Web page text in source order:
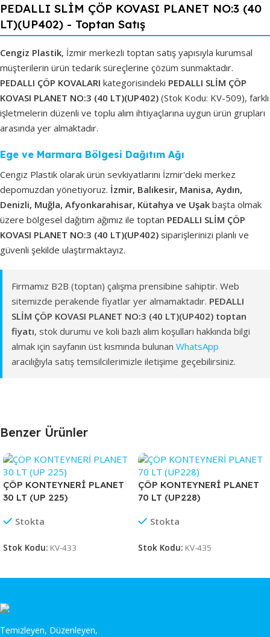
PEDALLI SLİM ÇÖP KOVASI PLANET NO:3 (40
LT)(UP402) - Toptan Satış
Cengiz Plastik, İzmir merkezli toptan satış yapısıyla kurumsal
müşterilerin ürün tedarik süreçlerine çözüm sunmaktadır.
PEDALLI ÇÖP KOVALARI kategorisindeki PEDALLI SLİM ÇÖP
KOVASI PLANET NO:3 (40 LT)(UP402) (Stok Kodu: KV-509), farklı
işletmelerin düzenli ve toplu alım ihtiyaçlarına uygun ürün grupları
arasında yer almaktadır.
Ege ve Marmara Bölgesi Dağıtım Ağı
Cengiz Plastik olarak ürün sevkiyatlarını İzmir'deki merkez
depomuzdan yönetiyoruz. İzmir, Balıkesir, Manisa, Aydın,
Denizli, Muğla, Afyonkarahisar, Kütahya ve Uşak başta olmak
üzere bölgesel dağıtım ağımız ile toptan PEDALLI SLİM ÇÖP
KOVASI PLANET NO:3 (40 LT)(UP402) siparişlerinizi planlı ve
güvenli şekilde ulaştırmaktayız.
Firmamız B2B (toptan) çalışma prensibine sahiptir. Web
sitemizde perakende fiyatlar yer almamaktadır. PEDALLI
SLİM ÇÖP KOVASI PLANET NO:3 (40 LT)(UP402) toptan
fiyatı, stok durumu ve koli bazlı alım koşulları hakkında bilgi
almak için sayfanın üst kısmında bulunan WhatsApp
aracılığıyla satış temsilcilerimizle iletişime geçebilirsiniz.
Benzer Ürünler
ÇÖP KONTEYNERİ PLANET
30 LT (UP 225)
Stokta
Stok Kodu: KV-433
ÇÖP KONTEYNERİ PLANET
70 LT (UP228)
Stokta
Stok Kodu: KV-435
Temizleyen, Düzenleyen,